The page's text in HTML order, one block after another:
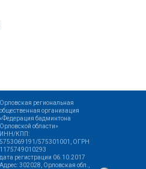
Орловская региональная
общественная организация
«Федерация бадминтона
Орловской области»
ИНН/КПП:
5753069191/575301001, ОГРН
1175749010293
дата регистрации 06.10.2017
Адрес: 302028, Орловская обл.,